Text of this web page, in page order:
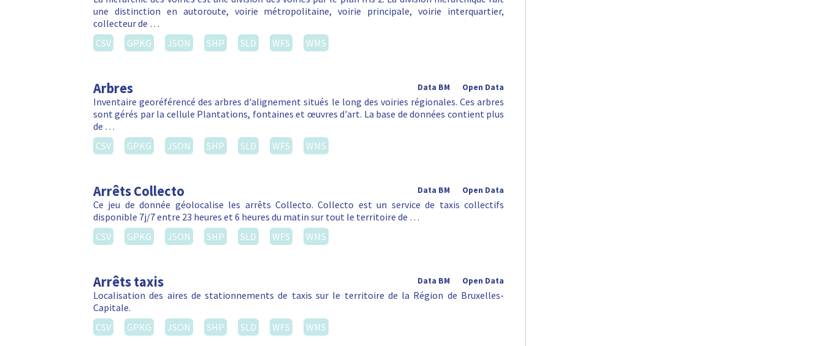
une distinction en autoroute, voirie métropolitaine, voirie principale, voirie interquartier,
collecteur de …
CSV
GPKG JSON SHP SLD WFS WMS
Arbres Open Data
Data BM
Inventaire georéférencé des arbres d'alignement situés le long des voiries régionales. Ces arbres
sont gérés par la cellule Plantations, fontaines et œuvres d'art. La base de données contient plus
de …
CSV
GPKG JSON SHP SLD WFS WMS
Arrêts Collecto Open Data
Data BM
Ce jeu de donnée géolocalise les arrêts Collecto. Collecto est un service de taxis collectifs
disponible 7j/7 entre 23 heures et 6 heures du matin sur tout le territoire de …
CSV
GPKG JSON SHP SLD WFS WMS
Arrêts taxis Open Data
Data BM
Localisation des aires de stationnements de taxis sur le territoire de la Région de Bruxelles-
Capitale.
CSV
GPKG JSON SHP SLD WFS WMS